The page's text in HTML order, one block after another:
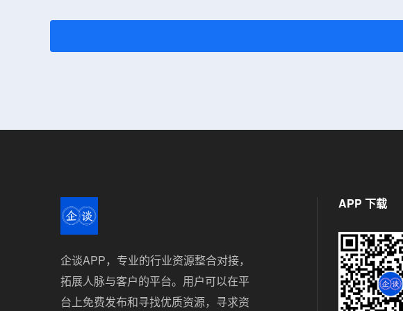
企谈APP，专业的行业资源整合对接，
拓展人脉与客户的平台。用户可以在平
台上免费发布和寻找优质资源，寻求资
APP 下载